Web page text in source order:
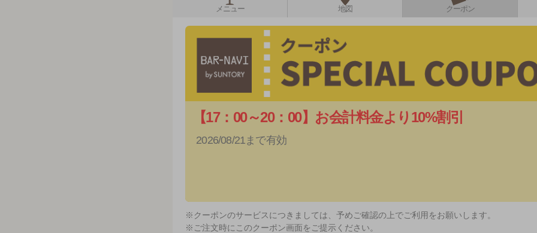
メニュー 地図 クーポン
【17：00～20：00】お会計料金より10%割引
2026/08/21まで有効
※クーポンのサービスにつきましては、予めご確認の上でご利用をお願いします。
※ご注文時にこのクーポン画面をご提示ください。